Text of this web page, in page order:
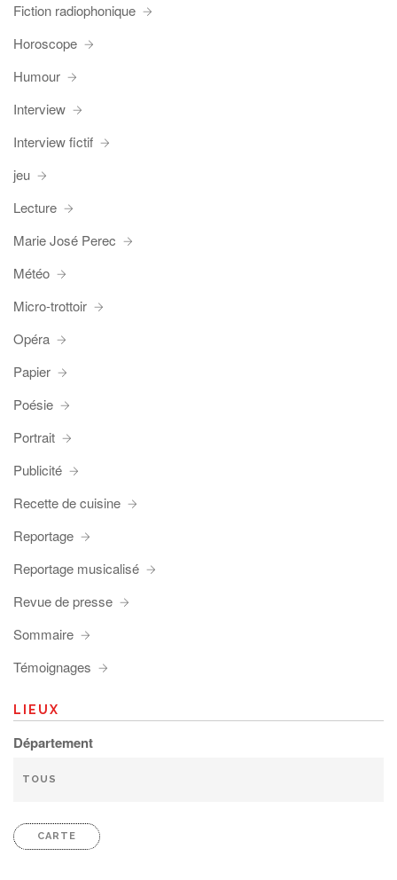
Fiction radiophonique
Horoscope
Humour
Interview
Interview fictif
jeu
Lecture
Marie José Perec
Météo
Micro-trottoir
Opéra
Papier
Poésie
Portrait
Publicité
Recette de cuisine
Reportage
Reportage musicalisé
Revue de presse
Sommaire
Témoignages
LIEUX
Département
CARTE